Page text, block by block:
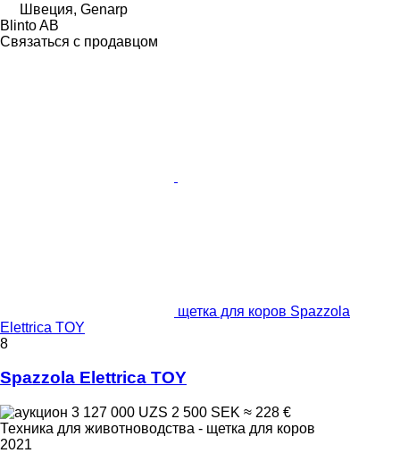
Швеция, Genarp
Blinto AB
Связаться с продавцом
щетка для коров Spazzola
Elettrica TOY
8
Spazzola Elettrica TOY
3 127 000 UZS 2 500 SEK ≈ 228 €
Техника для животноводства - щетка для коров
2021